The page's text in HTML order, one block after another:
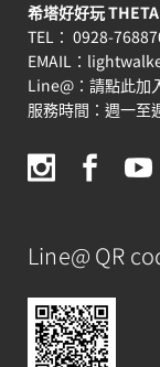
希塔好好玩
TEL： 0928-
EMAIL：
Line@： 請點此加
服務時間：週一至
Line@ QR